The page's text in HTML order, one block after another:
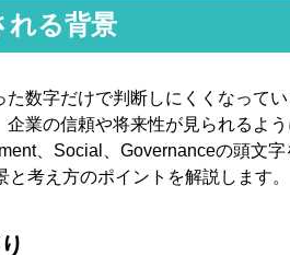
れる背景
数字だけで判断しにくくなって
業の信頼や将来性が見られるよ
、Social、Governanceの頭文字
考え方のポイントを解説します。